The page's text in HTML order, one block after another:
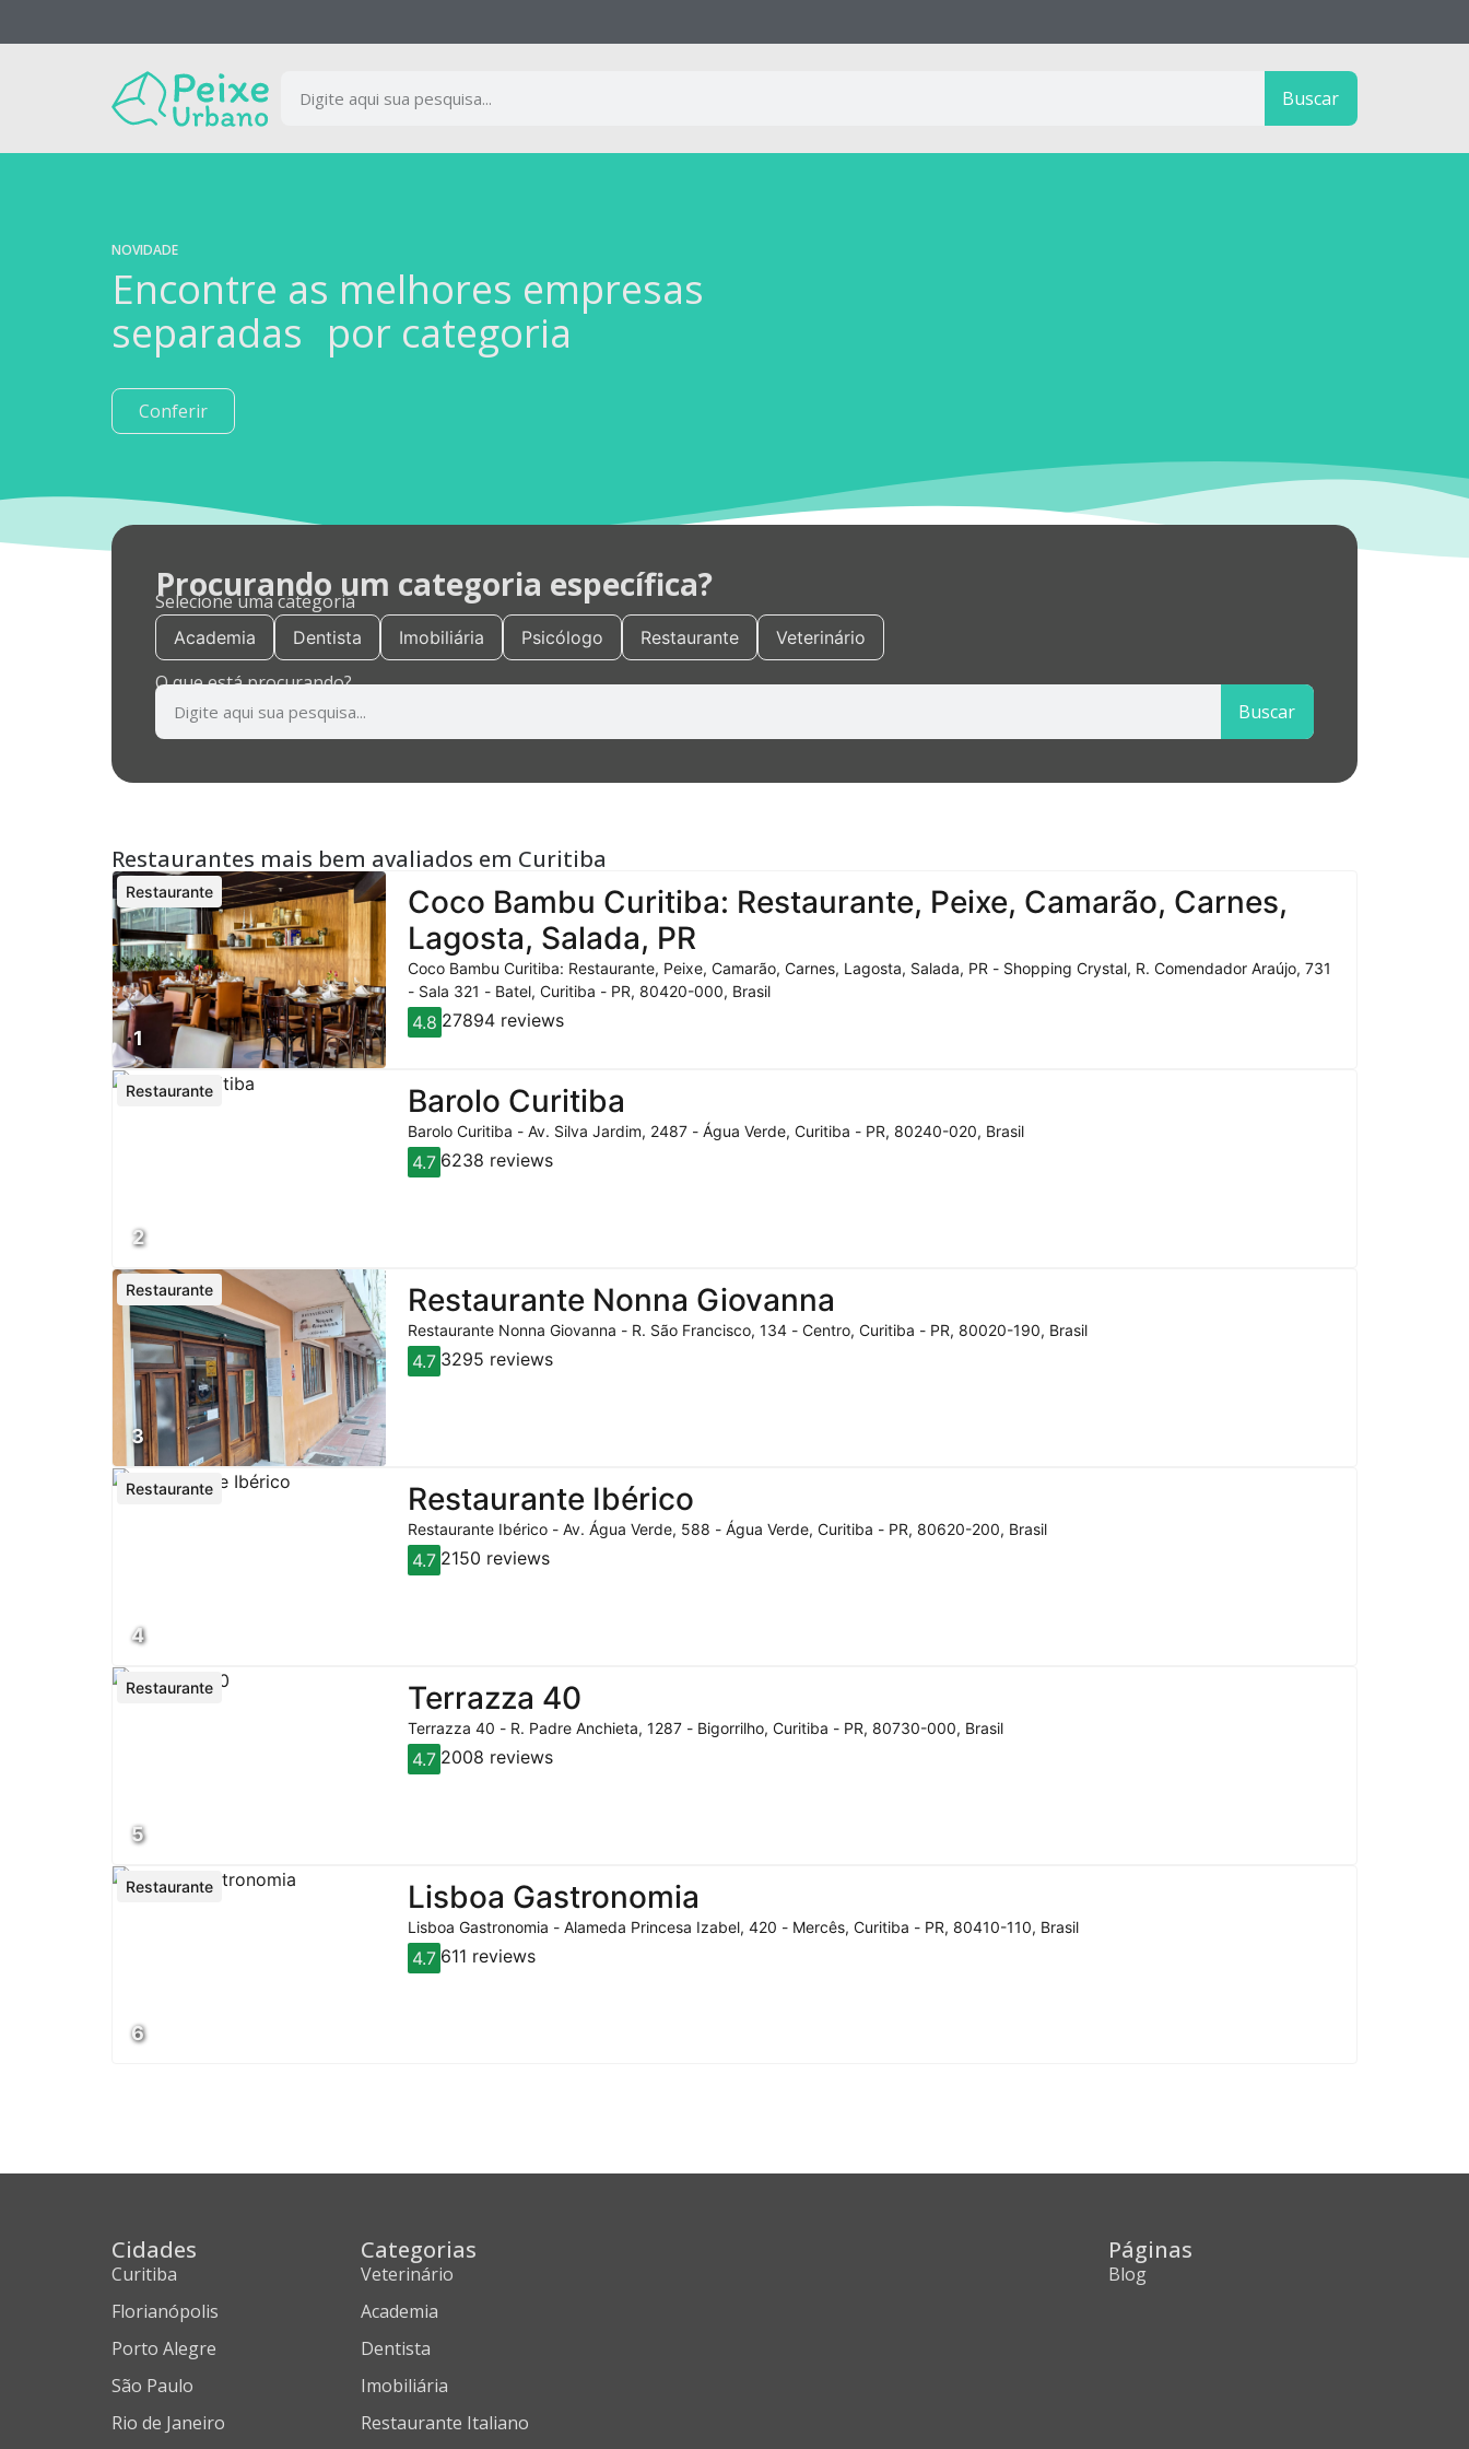
Buscar
NOVIDADE
Encontre as melhores empresas
separadas por categoria
Conferir
Procurando um categoria específica?
Selecione uma categoria
Academia Dentista Imobiliária Psicólogo Restaurante Veterinário
O que está procurando?
Buscar
Restaurantes mais bem avaliados em Curitiba
1
Coco Bambu Curitiba: Restaurante, Peixe, Camarão, Carnes,
Lagosta, Salada, PR
Restaurante
Coco Bambu Curitiba: Restaurante, Peixe, Camarão, Carnes, Lagosta, Salada, PR - Shopping Crystal, R. Comendador Araújo, 731
- Sala 321 - Batel, Curitiba - PR, 80420-000, Brasil
4.8 27894 reviews
2
Barolo Curitiba
Restaurante
Barolo Curitiba - Av. Silva Jardim, 2487 - Água Verde, Curitiba - PR, 80240-020, Brasil
4.7 6238 reviews
3
Restaurante Nonna Giovanna
Restaurante
Restaurante Nonna Giovanna - R. São Francisco, 134 - Centro, Curitiba - PR, 80020-190, Brasil
4.7 3295 reviews
4
Restaurante Ibérico
Restaurante
Restaurante Ibérico - Av. Água Verde, 588 - Água Verde, Curitiba - PR, 80620-200, Brasil
4.7 2150 reviews
5
Terrazza 40
Restaurante
Terrazza 40 - R. Padre Anchieta, 1287 - Bigorrilho, Curitiba - PR, 80730-000, Brasil
4.7 2008 reviews
6
Lisboa Gastronomia
Restaurante
Lisboa Gastronomia - Alameda Princesa Izabel, 420 - Mercês, Curitiba - PR, 80410-110, Brasil
4.7 611 reviews
Cidades
Curitiba
Florianópolis
Porto Alegre
São Paulo
Rio de Janeiro
Categorias
Veterinário
Academia
Dentista
Imobiliária
Restaurante Italiano
Páginas
Blog